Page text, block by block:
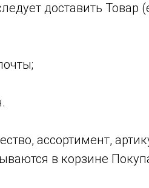
доставить Товар
ассортимент,
в корзине